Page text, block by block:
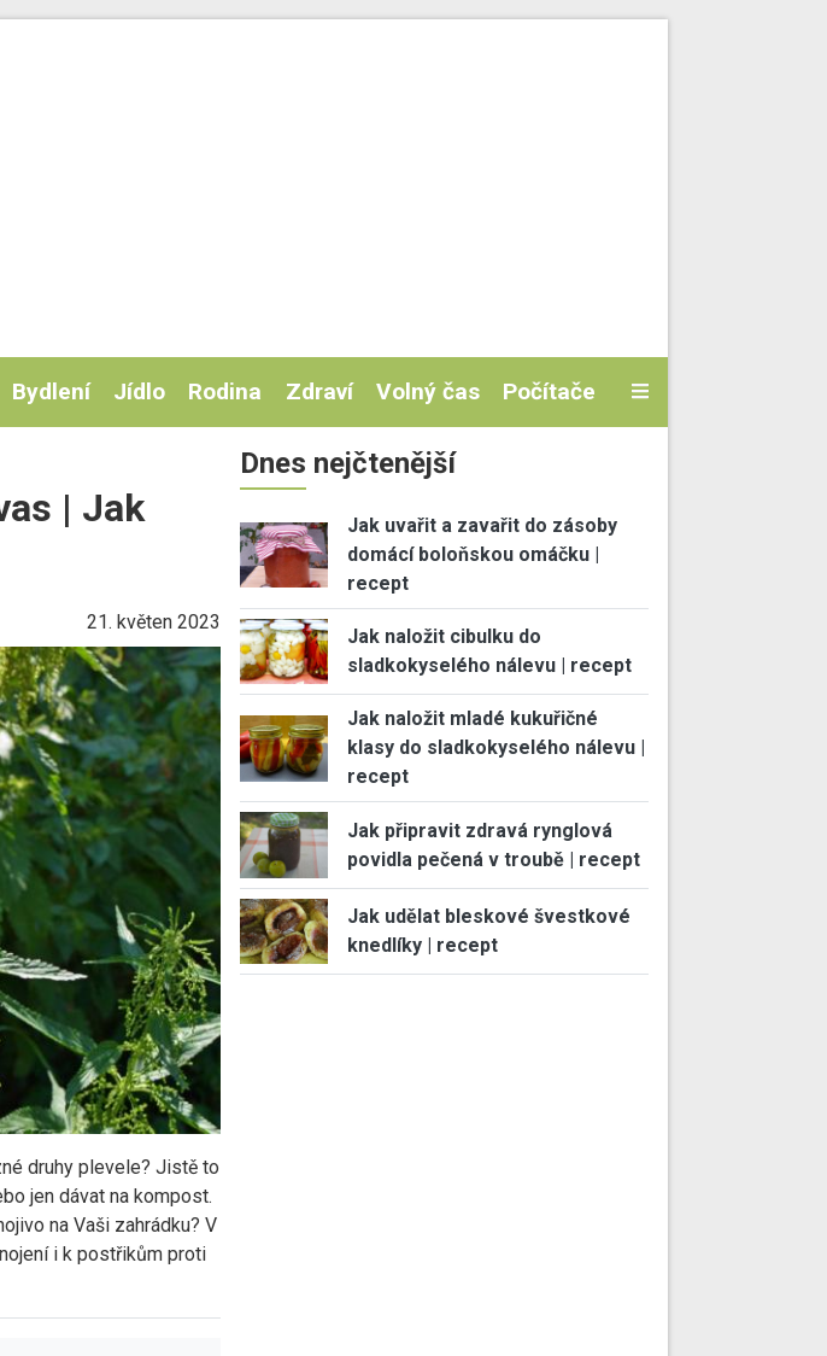
Bydlení Jídlo Rodina Zdraví Volný čas Počítače
| Jak
21. květen 2023
druhy plevele? Jistě to
jen dávat na kompost.
na Vaši zahrádku? V
i k postřikům proti
Dnes nejčtenější
Jak uvařit a zavařit do zásoby
domácí boloňskou omáčku |
recept
Jak naložit cibulku do
sladkokyselého nálevu | recept
Jak naložit mladé kukuřičné
klasy do sladkokyselého nálevu |
recept
Jak připravit zdravá rynglová
povidla pečená v troubě | recept
Jak udělat bleskové švestkové
knedlíky | recept